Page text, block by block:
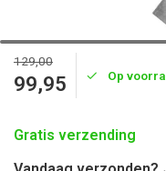
129,00
99,95 Op
Gratis verzending